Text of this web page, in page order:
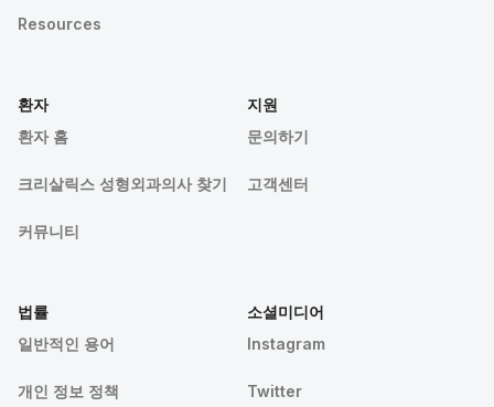
Resources
환자
환자 홈
크리살릭스 성형외과의사 찾기
커뮤니티
지원
문의하기
고객센터
법률
일반적인 용어
개인 정보 정책
소셜미디어
Instagram
Twitter